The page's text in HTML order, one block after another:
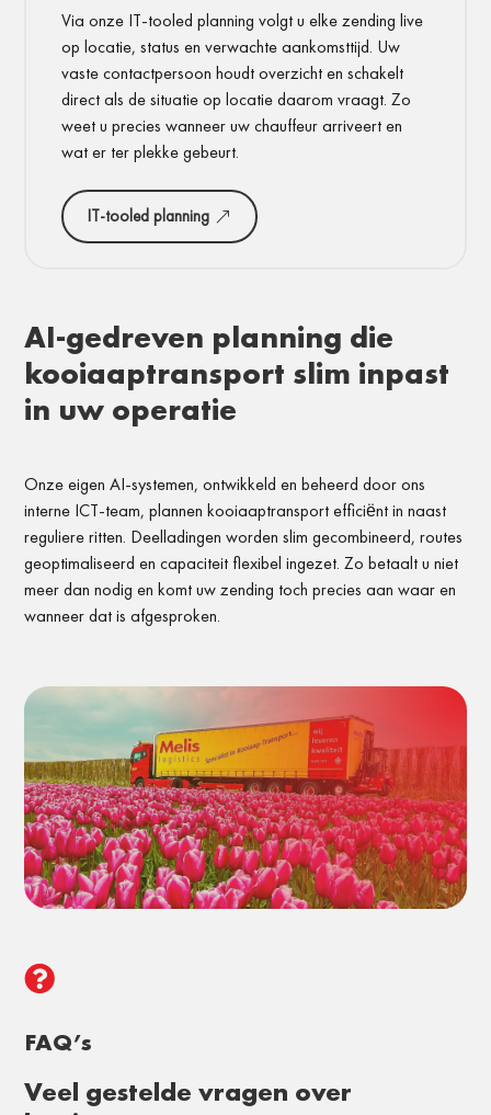
Via onze IT-tooled planning volgt u elke zending live
op locatie, status en verwachte aankomsttijd. Uw
vaste contactpersoon houdt overzicht en schakelt
direct als de situatie op locatie daarom vraagt. Zo
weet u precies wanneer uw chauffeur arriveert en
wat er ter plekke gebeurt.
IT-tooled planning
AI-gedreven planning die
kooiaaptransport slim inpast
in uw operatie
Onze eigen AI-systemen, ontwikkeld en beheerd door ons
interne ICT-team, plannen kooiaaptransport efficiënt in naast
reguliere ritten. Deelladingen worden slim gecombineerd, routes
geoptimaliseerd en capaciteit flexibel ingezet. Zo betaalt u niet
meer dan nodig en komt uw zending toch precies aan waar en
wanneer dat is afgesproken.

FAQ’s
Veel gestelde vragen over